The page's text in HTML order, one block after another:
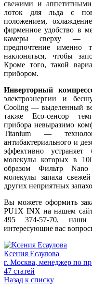
свежими и
лоток для льда с
положением,
фирменное удобство в
камеры сверху —
предпочтение
наклоняться, чтобы
Кроме того, такой
прибором.
Инверторный
электроэнергии и
Cooling — выделенный
также Eco-сенсор
прибора невыразимо
Titanium —
антибактериального и
эффективно
молекулы которых в
образом Фильтр Nano
молекулы запаха
других неприятных
Вы можете оформить
PU1X INX на нашем
495 374-57-70, наши
интересующие вас
Ксения Есаулова
г. Москва, менеджер по
47 статей
Назад к списку